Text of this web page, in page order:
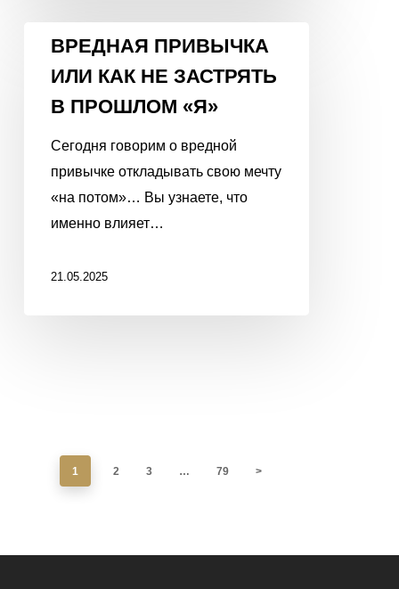
ПРИВЫЧКА
ИЛИ
ВРЕДНАЯ ПРИВЫЧКА
ИЛИ КАК НЕ ЗАСТРЯТЬ
В ПРОШЛОМ «Я»
Сегодня говорим о вредной
привычке откладывать свою мечту
«на потом»… Вы узнаете, что
именно влияет…
21.05.2025
1 2 3 … 79 >